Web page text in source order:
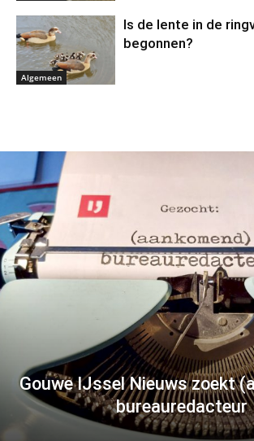
Algemeen
Is de lente in de
begonnen?
Gouwe IJssel Nieuws zoekt
bureauredacteur